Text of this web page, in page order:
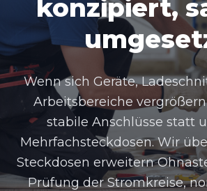
konzipiert,
Wenn sich Geräte,
Arbeitsbereiche
stabile Anschlüsse statt
Mehrfachsteckdosen. Wir
Steckdosen erweitern
Prüfung der Stromkreise,